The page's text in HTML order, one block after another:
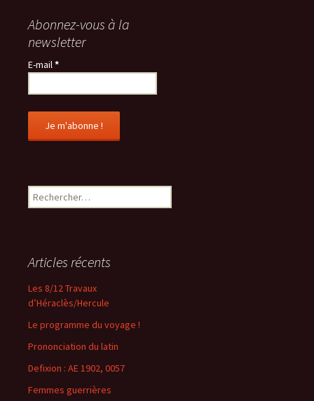
Abonnez-vous à la
newsletter
E-mail*
R
e
r
h
e
r
Articles récents
Les 8/12 Travaux
d’Héraclès/Hercule
Le programme du voyage !
Prononciation du latin
Defixion : AE 1902, 0057
Femmes guerrières